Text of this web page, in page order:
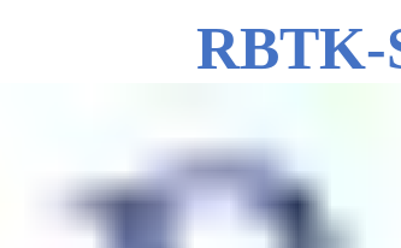
RBTK-